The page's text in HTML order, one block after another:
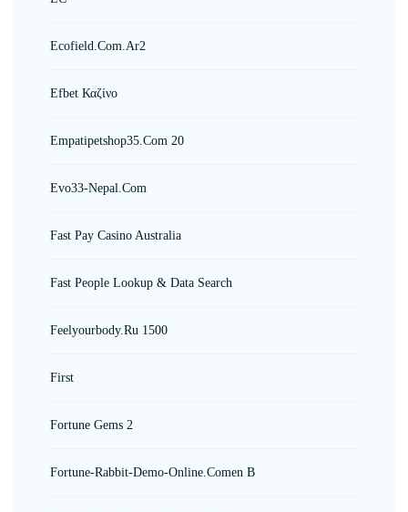
Ecofield.com.ar2
Efbet Καζίνο
Empatipetshop35.com 20
Evo33-Nepal.com
Fast Pay Casino Australia
Fast People Lookup & Data Search
Feelyourbody.ru 1500
First
Fortune Gems 2
Fortune-Rabbit-Demo-Online.comen B